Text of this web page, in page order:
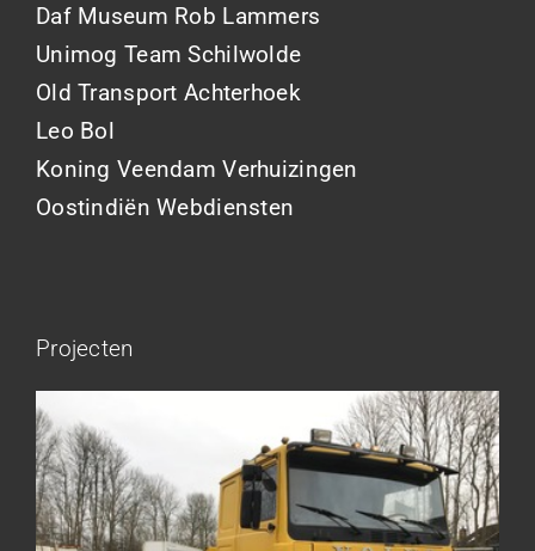
Daf Museum Rob Lammers
Unimog Team Schilwolde
Old Transport Achterhoek
Leo Bol
Koning Veendam Verhuizingen
Oostindiën Webdiensten
Projecten